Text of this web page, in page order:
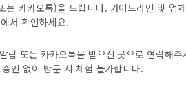
는 카카오톡)을 드립니다. 가이드라인 및 업
에서 확인하세요.
림 또는 카카오톡을 받으신 곳으로 연락해주
인 없이 방문 시 체험 불가합니다.